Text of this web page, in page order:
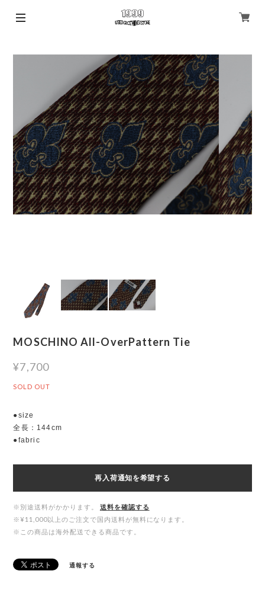
MOSCHINO All-OverPattern Tie
¥7,700
SOLD OUT
●size
全長：144cm
●fabric
再入荷通知を希望する
※別途送料がかかります。
送料を確認する
※¥11,000以上のご注文で国内送料が無料になります。
※この商品は海外配送できる商品です。
通報する